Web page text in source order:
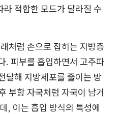
적합한 모드가 달라질 수
처럼 손으로 잡히는 지방층
. 피부를 흡입하면서 고주파
달해 지방세포를 줄이는 방
부항 자국처럼 자국이 남거
, 이는 흡입 방식의 특성에